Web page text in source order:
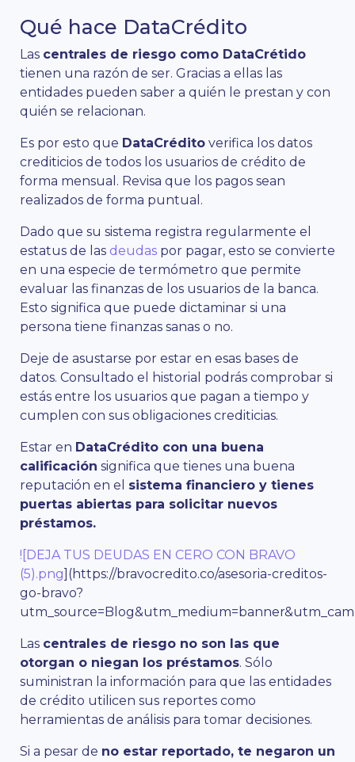
Qué hace DataCrédito
Las centrales de riesgo como DataCrétido
tienen una razón de ser. Gracias a ellas las
entidades pueden saber a quién le prestan y con
quién se relacionan.
Es por esto que DataCrédito verifica los datos
crediticios de todos los usuarios de crédito de
forma mensual. Revisa que los pagos sean
realizados de forma puntual.
Dado que su sistema registra regularmente el
estatus de las deudas por pagar, esto se convierte
en una especie de termómetro que permite
evaluar las finanzas de los usuarios de la banca.
Esto significa que puede dictaminar si una
persona tiene finanzas sanas o no.
Deje de asustarse por estar en esas bases de
datos. Consultado el historial podrás comprobar si
estás entre los usuarios que pagan a tiempo y
cumplen con sus obligaciones crediticias.
Estar en DataCrédito con una buena
calificación significa que tienes una buena
reputación en el sistema financiero y tienes
puertas abiertas para solicitar nuevos
préstamos.
![DEJA TUS DEUDAS EN CERO CON BRAVO
(5).png](https://bravocredito.co/asesoria-creditos-
go-bravo?
Las centrales de riesgo no son las que
otorgan o niegan los préstamos. Sólo
suministran la información para que las entidades
de crédito utilicen sus reportes como
herramientas de análisis para tomar decisiones.
Si a pesar de no estar reportado, te negaron un